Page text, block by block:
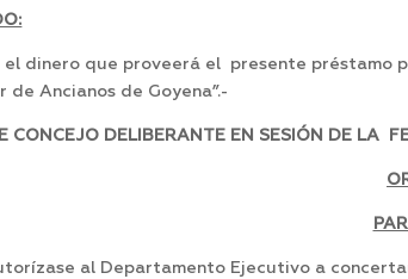
el dinero que proveerá el presente préstamo
de Ancianos de Goyena”.-
CONCEJO DELIBERANTE EN SESIÓN DE LA
al Departamento Ejecutivo a